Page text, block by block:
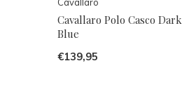
Cavallaro Polo Casco Dark
Blue
€139,95